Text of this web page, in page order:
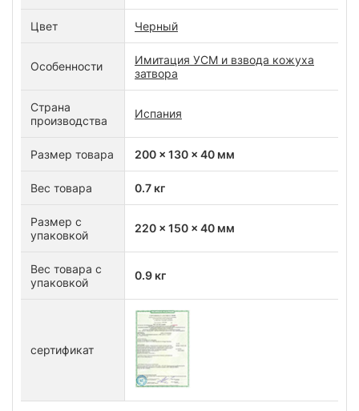
Цвет Черный
Особенности
Имитация УСМ и взвода кожуха
затвора
Страна
производства
Испания
Размер товара 200 x 130 x 40 мм
Вес товара 0.7 кг
Размер с
упаковкой
220 x 150 x 40 мм
Вес товара с
упаковкой
0.9 кг
сертификат